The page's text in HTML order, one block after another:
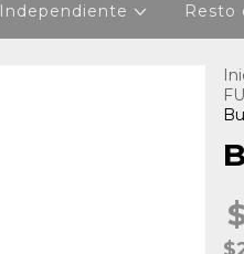
Independiente Resto